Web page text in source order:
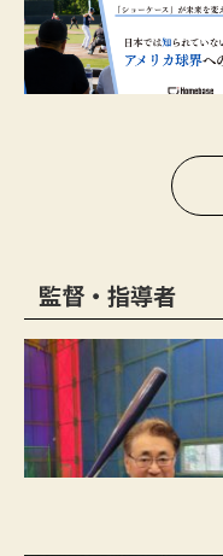
監督・指導者